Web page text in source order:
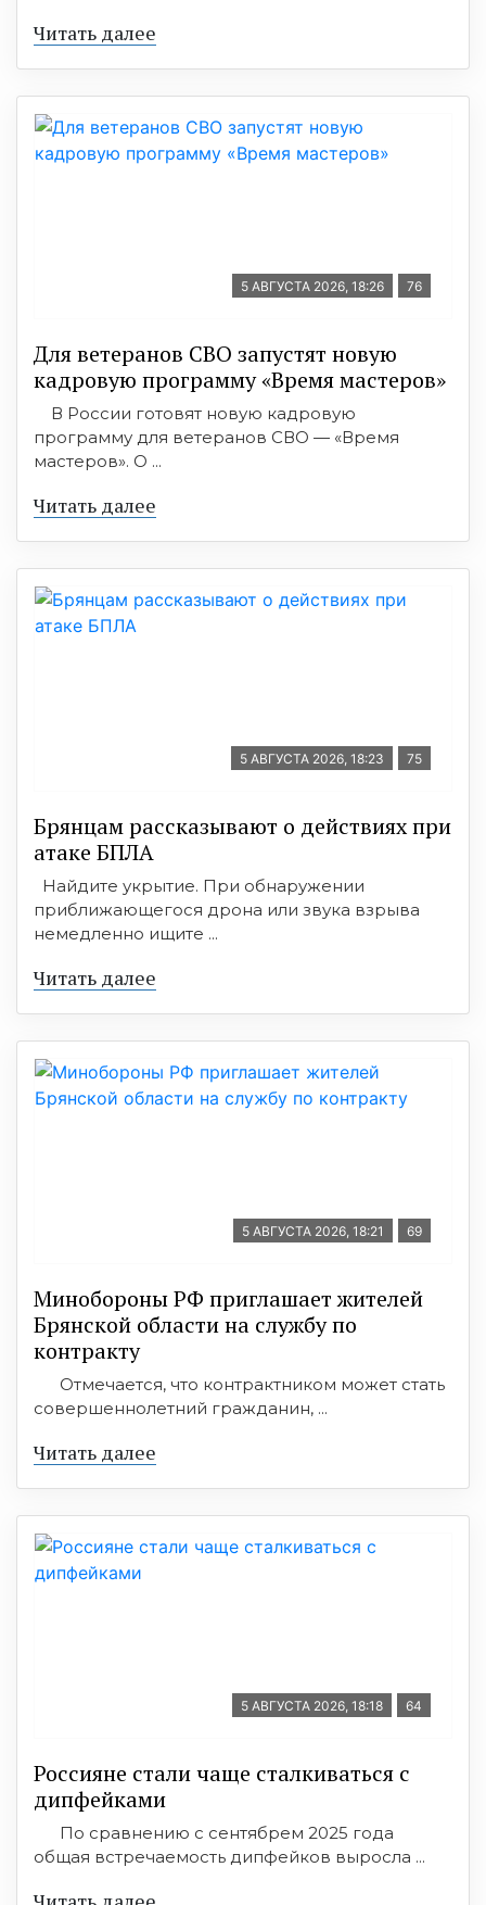
Читать далее
5 АВГУСТА 2026, 18:26 76
Для ветеранов СВО запустят новую
кадровую программу «Время мастеров»
В России готовят новую кадровую
программу для ветеранов СВО — «Время
мастеров». О ...
Читать далее
5 АВГУСТА 2026, 18:23 75
Брянцам рассказывают о действиях при
атаке БПЛА
Найдите укрытие. При обнаружении
приближающегося дрона или звука взрыва
немедленно ищите ...
Читать далее
5 АВГУСТА 2026, 18:21 69
Минобoроны РФ приглaшaет житeлeй
Брянской области на службу по
контракту
Отмечается, что контрактником может стать
совершеннолетний гражданин, ...
Читать далее
5 АВГУСТА 2026, 18:18 64
Россияне стали чаще сталкиваться с
дипфейками
По сравнению с сентябрем 2025 года
общая встречаемость дипфейков выросла ...